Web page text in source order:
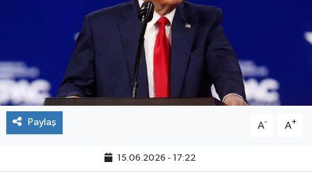
Paylaş A- A+
15.06.2026 - 17:22